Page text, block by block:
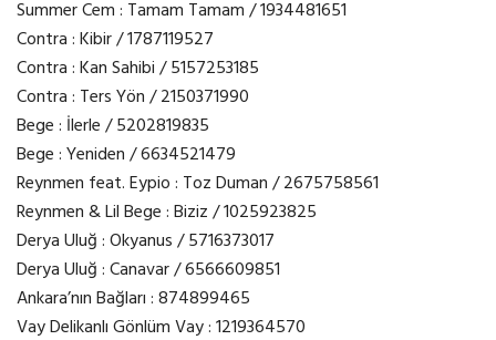
Summer Cem : Tamam Tamam / 1934481651
Contra : Kibir / 1787119527
Contra : Kan Sahibi / 5157253185
Contra : Ters Yön / 2150371990
Bege : İlerle / 5202819835
Bege : Yeniden / 6634521479
Reynmen feat. Eypio : Toz Duman / 2675758561
Reynmen & Lil Bege : Biziz / 1025923825
Derya Uluğ : Okyanus / 5716373017
Derya Uluğ : Canavar / 6566609851
Ankara’nın Bağları : 874899465
Vay Delikanlı Gönlüm Vay : 1219364570